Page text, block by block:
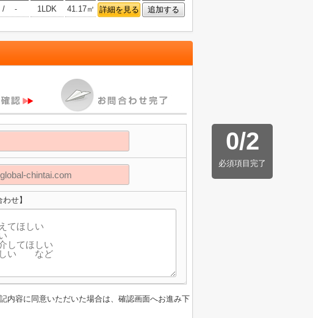
/ - 1LDK 41.17㎡ 詳細を見る 追加する
0/2
必須項目完了
せ】
内容に同意いただいた場合は、確認画面へお進み下